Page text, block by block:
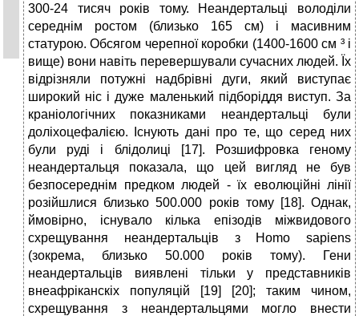
300-24 тисяч років тому. Неандертальці володіли
середнім ростом (близько 165 см) і масивним
статурою. Обсягом черепної коробки (1400-1600 см ³ і
вище) вони навіть перевершували сучасних людей. Їх
відрізняли потужні надбрівні дуги, який виступає
широкий ніс і дуже маленький підборіддя виступ. За
краніологічних показниками неандертальці були
доліхоцефалією. Існують дані про те, що серед них
були руді і блідолиці [17]. Розшифровка геному
неандертальця показала, що цей вигляд не був
безпосереднім предком людей - їх еволюційні лінії
розійшлися близько 500.000 років тому [18]. Однак,
ймовірно, існувало кілька епізодів міжвидового
схрещування неандертальців з Homo sapiens
(зокрема, близько 50.000 років тому). Гени
неандертальців виявлені тільки у представників
внеафріканскіх популяцій [19] [20]; таким чином,
схрещування з неандертальцями могло внести